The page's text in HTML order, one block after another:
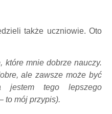
także uczniowie. Oto
które mnie dobrze nauczy.
ale zawsze może być
jestem tego lepszego
to mój przypis).